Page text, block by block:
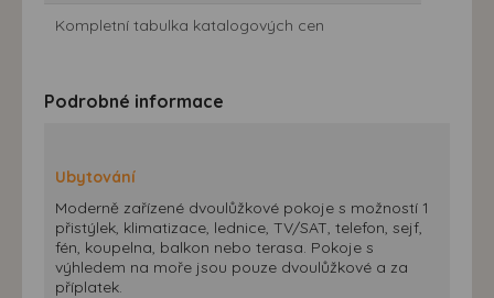
Kompletní tabulka katalogových cen
Podrobné informace
Ubytování
Moderně zařízené dvoulůžkové pokoje s možností 1
přistýlek, klimatizace, lednice, TV/SAT, telefon, sejf,
fén, koupelna, balkon nebo terasa. Pokoje s
výhledem na moře jsou pouze dvoulůžkové a za
příplatek.